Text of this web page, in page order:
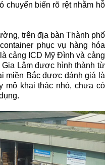
chuyển biến rõ rệt nhằm hỗ
trên địa bàn Thành phố
phục vụ hàng hóa
cảng ICD Mỹ Đình và cảng
Gia Lâm được hình thành từ
miền Bắc được đánh giá là
mô khai thác nhỏ, chưa có